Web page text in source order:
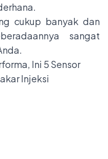
cukup banyak dan
sangat
Ini 5 Sensor
Injeksi